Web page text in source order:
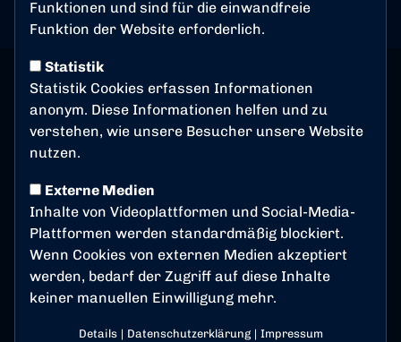
Funktionen und sind für die einwandfreie
Funktion der Website erforderlich.
Statistik
Statistik Cookies erfassen Informationen
anonym. Diese Informationen helfen und zu
verstehen, wie unsere Besucher unsere Website
nutzen.
Externe Medien
Inhalte von Videoplattformen und Social-Media-
Plattformen werden standardmäßig blockiert.
Wenn Cookies von externen Medien akzeptiert
werden, bedarf der Zugriff auf diese Inhalte
keiner manuellen Einwilligung mehr.
Details | Datenschutzerklärung | Impressum